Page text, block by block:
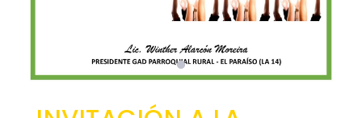
GESTIÓN ADMINISTRATIVA
Plan de desarrollo y Ordenamiento Territorial -
Plan Anual Contratación - PAC